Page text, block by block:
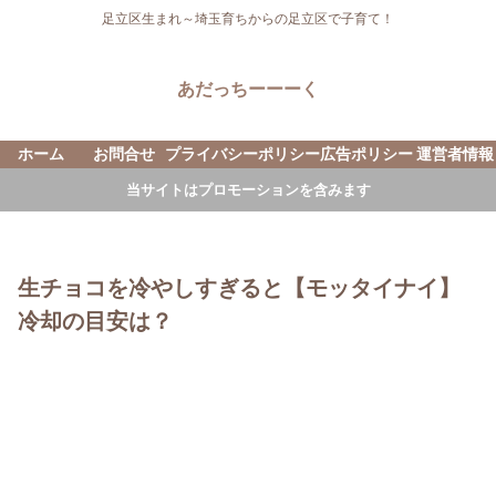
足立区生まれ～埼玉育ちからの足立区で子育て！
あだっちーーーく
ホーム お問合せ プライバシーポリシー広告ポリシー運営者情報
当サイトはプロモーションを含みます
生チョコを冷やしすぎると【モッタイナイ】
冷却の目安は？